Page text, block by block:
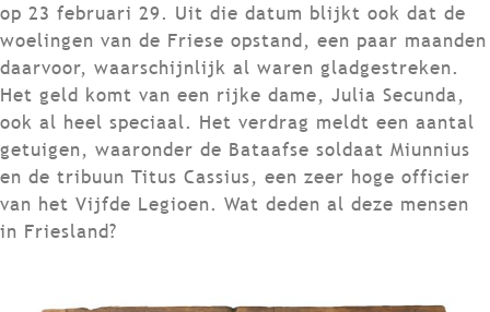
op 23 februari 29. Uit die datum blijkt ook dat de
woelingen van de Friese opstand, een paar maanden
daarvoor, waarschijnlijk al waren gladgestreken.
Het geld komt van een rijke dame, Julia Secunda,
ook al heel speciaal. Het verdrag meldt een aantal
getuigen, waaronder de Bataafse soldaat Miunnius
en de tribuun Titus Cassius, een zeer hoge officier
van het Vijfde Legioen. Wat deden al deze mensen
in Friesland?